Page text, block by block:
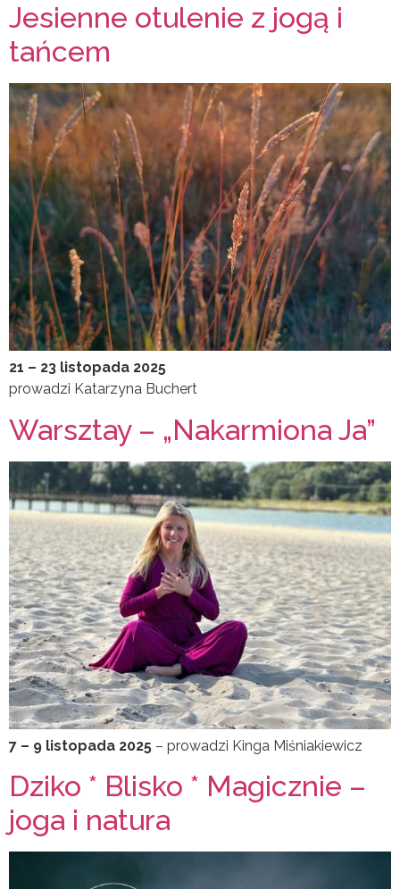
Jesienne otulenie z jogą i
tańcem
21 – 23 listopada 2025
prowadzi Katarzyna Buchert
Warsztay – „Nakarmiona Ja”
7 – 9 listopada 2025 – prowadzi Kinga Miśniakiewicz
Dziko * Blisko * Magicznie –
joga i natura